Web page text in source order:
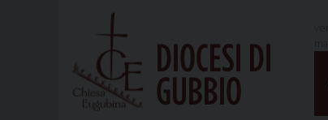
DIOCESI DI
GUBBIO